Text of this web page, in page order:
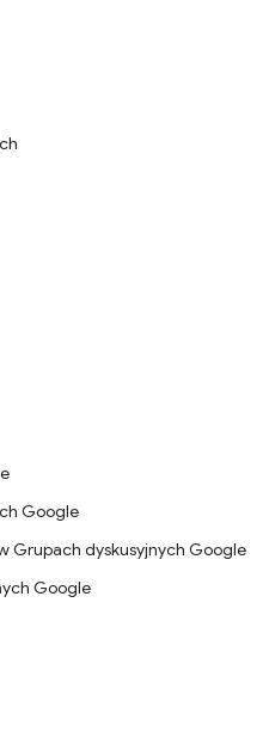
Google
Grupach dyskusyjnych Google
Google